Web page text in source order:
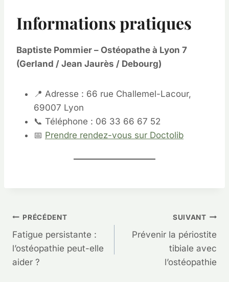
Informations pratiques
Baptiste Pommier – Ostéopathe à Lyon 7
(Gerland / Jean Jaurès / Debourg)
📍 Adresse : 66 rue Challemel-Lacour,
69007 Lyon
📞 Téléphone : 06 33 66 67 52
📅 Prendre rendez-vous sur Doctolib
Navigation
de
l’article
PRÉCÉDENT
Fatigue persistante :
l’ostéopathie peut-elle
aider ?
SUIVANT
Prévenir la périostite
tibiale avec
l’ostéopathie